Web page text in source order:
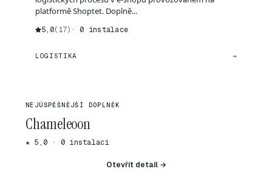
platformě Shoptet. Doplně...
5,0(17) · 0 instalace
LOGISTIKA →
NEJÚSPĚŠNĚJŠÍ DOPLNĚK
Chameleoon
★ 5,0 · 0 instalací
Otevřít detail →